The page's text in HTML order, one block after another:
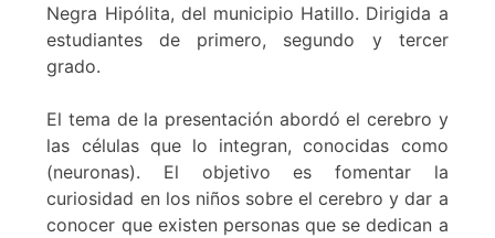
Negra Hipólita, del municipio Hatillo. Dirigida a
estudiantes de primero, segundo y tercer
grado.
El tema de la presentación abordó el cerebro y
las células que lo integran, conocidas como
(neuronas). El objetivo es fomentar la
curiosidad en los niños sobre el cerebro y dar a
conocer que existen personas que se dedican a